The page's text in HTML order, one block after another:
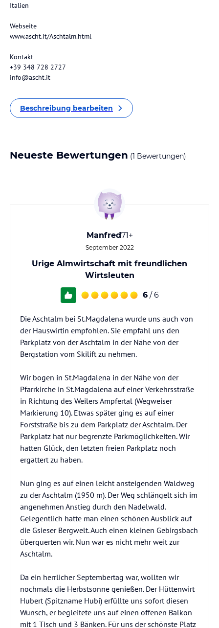
Italien
Webseite
www.ascht.it/Aschtalm.html
Kontakt
+39 348 728 2727
info@ascht.it
Beschreibung bearbeiten
Neueste Bewertungen (1 Bewertungen)
Manfred71+
September 2022
Urige Almwirtschaft mit freundlichen
Wirtsleuten
6 / 6
Die Aschtalm bei St.Magdalena wurde uns auch von
der Hauswirtin empfohlen. Sie empfahl uns den
Parkplatz von der Aschtalm in der Nähe von der
Bergstation vom Skilift zu nehmen.
Wir bogen in St.Magdalena in der Nähe von der
Pfarrkirche in St.Magdalena auf einer Verkehrsstraße
in Richtung des Weilers Ampfertal (Wegweiser
Markierung 10). Etwas später ging es auf einer
Forststraße bis zu dem Parkplatz der Aschtalm. Der
Parkplatz hat nur begrenzte Parkmöglichkeiten. Wir
hatten Glück, den letzten freien Parkplatz noch
ergattert zu haben.
Nun ging es auf einen leicht ansteigenden Waldweg
zu der Aschtalm (1950 m). Der Weg schlängelt sich im
angenehmen Anstieg durch den Nadelwald.
Gelegentlich hatte man einen schönen Ausblick auf
die Gsieser Bergwelt. Auch einen kleinen Gebirgsbach
überquerten wir. Nun war es nicht mehr weit zur
Aschtalm.
Da ein herrlicher Septembertag war, wollten wir
nochmals die Herbstsonne genießen. Der Hüttenwirt
Hubert (Spitzname Hubi) erfüllte uns sofort diesen
Wunsch, er begleitete uns auf einen offenen Balkon
mit 1 Tisch und 3 Bänken. Für uns der schönste Platz